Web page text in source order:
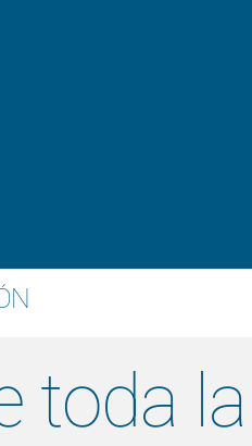
toda la